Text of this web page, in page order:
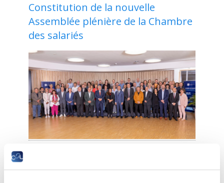
Constitution de la nouvelle
Assemblée plénière de la Chambre
des salariés
salariés (CSL), issue des élections sociales de mars